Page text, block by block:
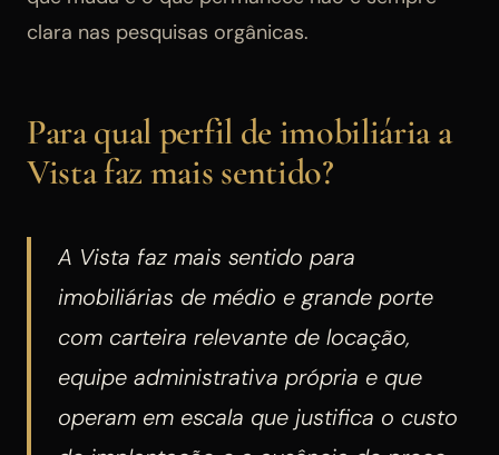
clara nas pesquisas orgânicas.
Para qual perfil de imobiliária a
Vista faz mais sentido?
A Vista faz mais sentido para
imobiliárias de médio e grande porte
com carteira relevante de locação,
equipe administrativa própria e que
operam em escala que justifica o custo